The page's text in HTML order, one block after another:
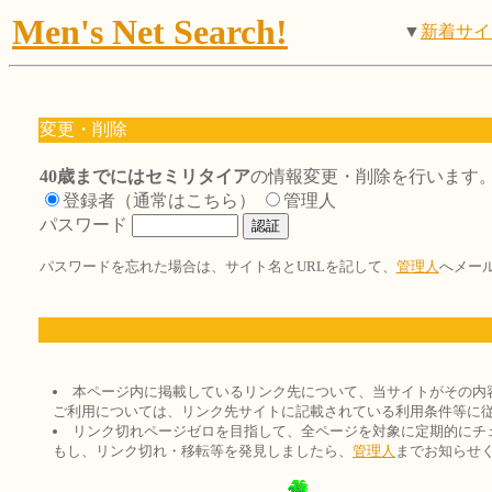
Men's Net Search! ▼ 新着サ
変更・削除
40歳までにはセミリタイアの情報変更・削除を行います
登録者（通常はこちら）
管理人
パスワード
パスワードを忘れた場合は、サイト名とURLを記して、 管理人へメー
本ページ内に掲載しているリンク先について、当サイトがその
ご利用については、リンク先サイトに記載されている利用条件等に
リンク切れページゼロを目指して、全ページを対象に定期的に
もし、リンク切れ・移転等を発見しましたら、 管理人 までお知らせ